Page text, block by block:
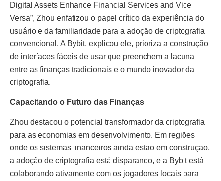
Digital Assets Enhance Financial Services and Vice
Versa”, Zhou enfatizou o papel crítico da experiência do
usuário e da familiaridade para a adoção de criptografia
convencional. A Bybit, explicou ele, prioriza a construção
de interfaces fáceis de usar que preenchem a lacuna
entre as finanças tradicionais e o mundo inovador da
criptografia.
Capacitando o Futuro das Finanças
Zhou destacou o potencial transformador da criptografia
para as economias em desenvolvimento. Em regiões
onde os sistemas financeiros ainda estão em construção,
a adoção de criptografia está disparando, e a Bybit está
colaborando ativamente com os jogadores locais para